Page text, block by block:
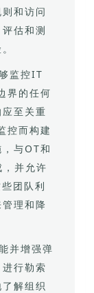
和访问
估和测
监控IT
界的任何
至关重
控而构建
与OT和
并允许
团队利
理和降
并增强弹
行勒索
解组织